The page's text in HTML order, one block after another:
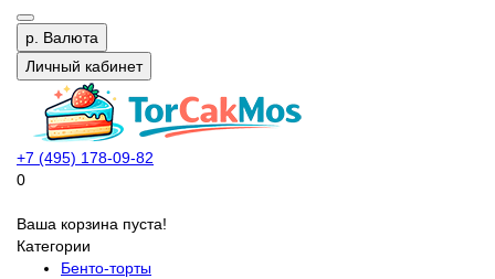
р. Валюта
Личный кабинет
+7 (495) 178-09-82
0
Ваша корзина пуста!
Категории
Бенто-торты